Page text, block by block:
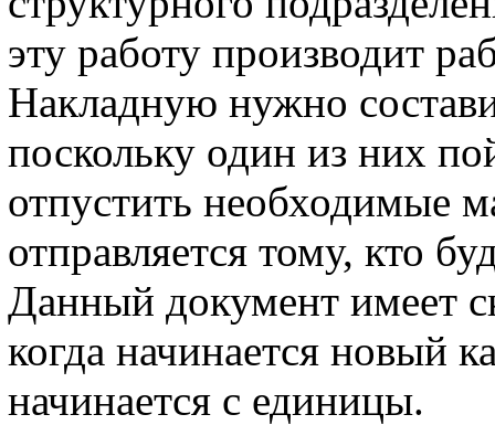
эту работу производит
Накладную нужно
поскольку один из них
отпустить необходимые
отправляется тому, кто
Данный документ имеет
когда начинается новый
начинается с единицы.